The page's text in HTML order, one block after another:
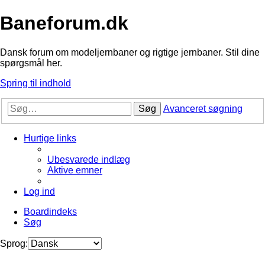
Baneforum.dk
Dansk forum om modeljernbaner og rigtige jernbaner. Stil dine
spørgsmål her.
Spring til indhold
Søg Avanceret søgning
Hurtige links
Ubesvarede indlæg
Aktive emner
Log ind
Boardindeks
Søg
Sprog: